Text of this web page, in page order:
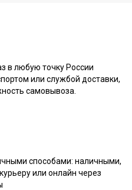
в любую точку России
или службой доставки,
самовывоза.
способами: наличными,
или онлайн через